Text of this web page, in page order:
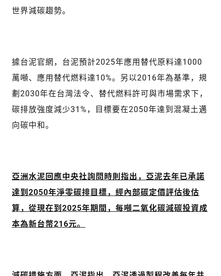
世界減碳趨勢。
據台泥官網，台泥預計2025年應用替代原料達1000
萬噸、應用替代燃料達10%。另以2016年為基準，規
劃2030年在台灣法令、替代燃料許可與市場需求下，
碳排放強度減少31%，目標要在2050年達到混凝土邁
向碳中和。
亞洲水泥回應中央社詢問時則指出，亞泥去年已承諾
達到2050年淨零碳排目標，經內部碳定價評估後估
算，從現在到2025年期間，每噸二氧化碳減碳投資成
本為新台幣216元。